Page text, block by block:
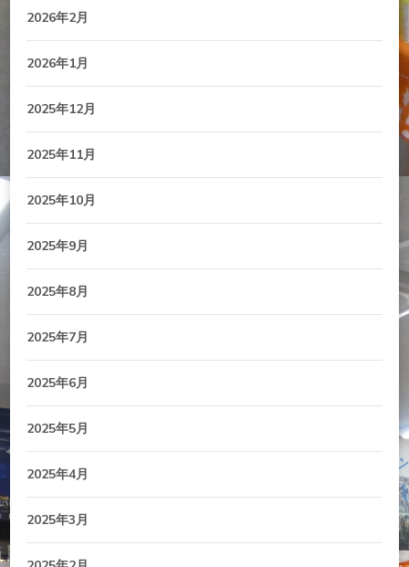
2026年2月
2026年1月
2025年12月
2025年11月
2025年10月
2025年9月
2025年8月
2025年7月
2025年6月
2025年5月
2025年4月
2025年3月